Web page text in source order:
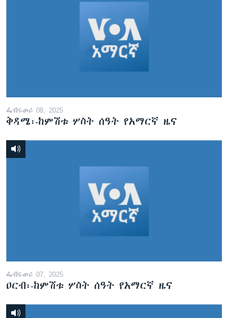
ፌብሩወሪ 08, 2025
ቅዳሜ፡-ከምሽቱ ሦስት ሰዓት የአማርኛ ዜና
ፌብሩወሪ 07, 2025
ዐርብ፡-ከምሽቱ ሦስት ሰዓት የአማርኛ ዜና